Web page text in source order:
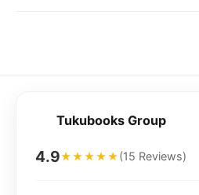
Tukubooks Group
4.9★★★★★(15 Reviews)